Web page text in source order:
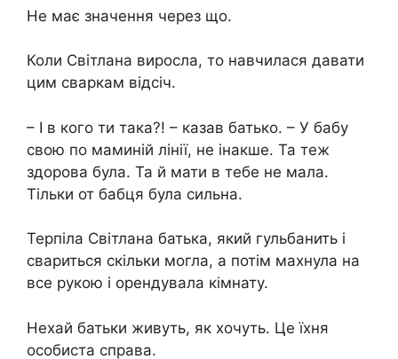
Не має значення через що.
Коли Світлана виросла, то навчилася давати
цим сваркам відсіч.
– І в кого ти така?! – казав батько. – У бабу
свою по маминій лінії, не інакше. Та теж
здорова була. Та й мати в тебе не мала.
Тільки от бабця була сильна.
Терпіла Світлана батька, який гульбанить і
свариться скільки могла, а потім махнула на
все рукою і орендувала кімнату.
Нехай батьки живуть, як хочуть. Це їхня
особиста справа.